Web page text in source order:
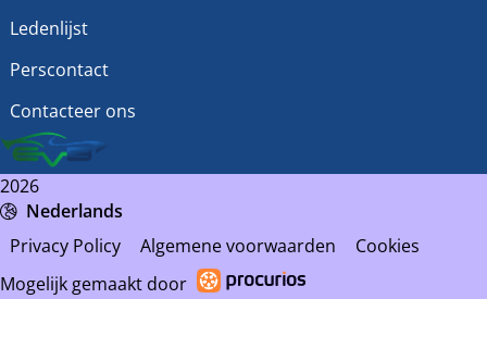
Ledenlijst
Perscontact
Contacteer ons
2026
Nederlands
Privacy Policy
Algemene voorwaarden
Cookies
Mogelijk gemaakt door